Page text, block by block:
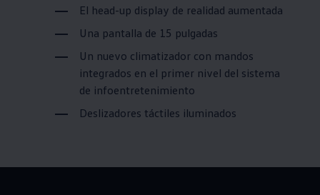
El head-up display de realidad aumentada
Una pantalla de 15 pulgadas
Un nuevo climatizador con mandos
integrados en el primer nivel del sistema
de infoentretenimiento
Deslizadores táctiles iluminados